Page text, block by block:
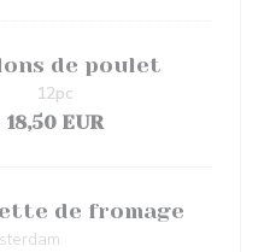
de poulet
18,50 EUR
12pc
de fromage